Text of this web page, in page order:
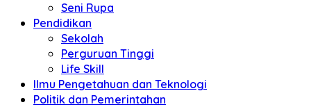
Seni Rupa
Pendidikan
Sekolah
Perguruan Tinggi
Life Skill
Ilmu Pengetahuan dan Teknologi
Politik dan Pemerintahan